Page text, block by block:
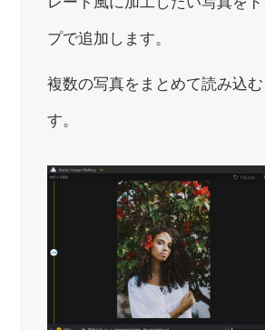
プで追加します。
複数の写真をまとめて読み込
す。